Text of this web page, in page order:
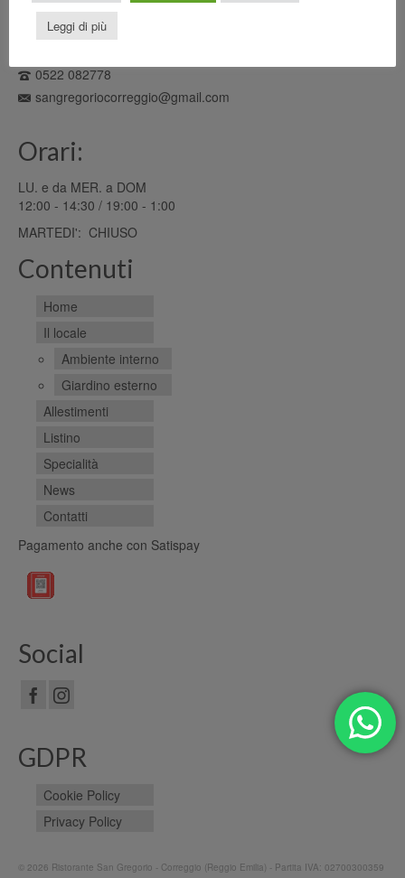
Via Cottafavi, 11
42015 Correggio (RE)
0522 082778
sangregoriocorreggio@gmail.com
Orari:
LU. e da MER. a DOM
12:00 - 14:30 / 19:00 - 1:00
MARTEDI': CHIUSO
Contenuti
Home
Il locale
Ambiente interno
Giardino esterno
Allestimenti
Listino
Specialità
News
Contatti
Pagamento anche con Satispay
Social
GDPR
Cookie Policy
Privacy Policy
© 2026 Ristorante San Gregorio - Correggio (Reggio Emilia) - Partita IVA: 02700300359
Leggi di più